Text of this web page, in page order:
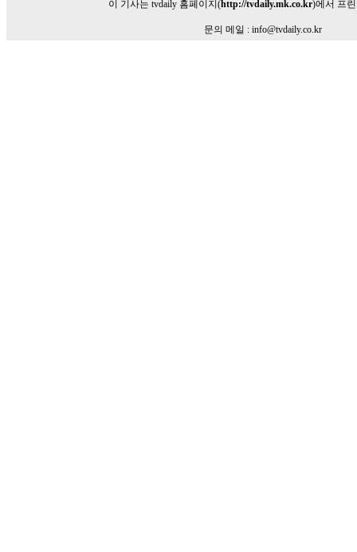
이 기사는 tvdaily 홈페이지(http://tvdaily.mk.co.kr)에서 프
문의 메일 : info@tvdaily.co.kr